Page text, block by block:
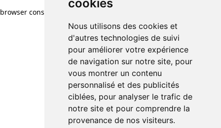
cookies
Nous utilisons des cookies et
d'autres technologies de suivi
pour améliorer votre expérience
de navigation sur notre site, pour
vous montrer un contenu
personnalisé et des publicités
ciblées, pour analyser le trafic de
notre site et pour comprendre la
provenance de nos visiteurs.
browser console for more information)